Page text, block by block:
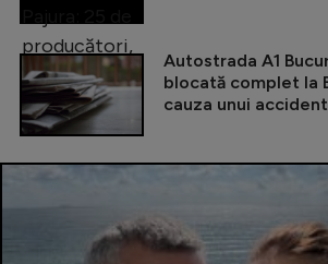
Autostrada A1
blocată complet la
cauza unui accident